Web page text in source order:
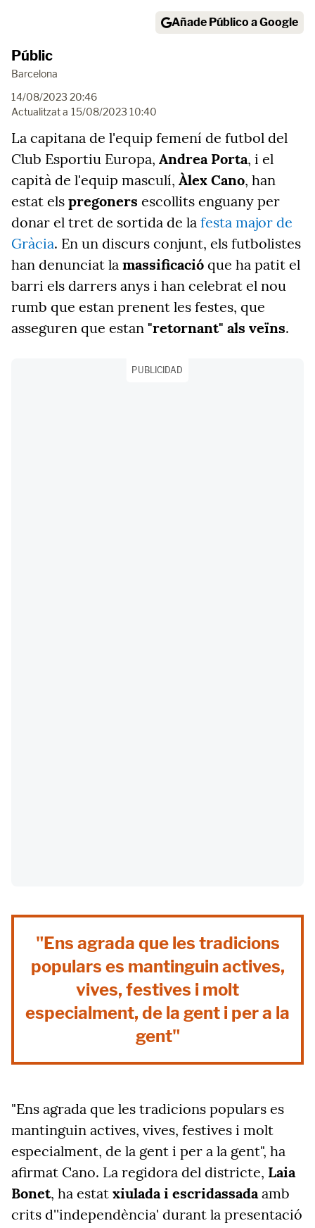
Añade Público a Google
Públic
Barcelona
14/08/2023 20:46
Actualitzat a 15/08/2023 10:40
La capitana de l'equip femení de futbol del
Club Esportiu Europa, Andrea Porta, i el
capità de l'equip masculí, Àlex Cano, han
estat els pregoners escollits enguany per
donar el tret de sortida de la festa major de
Gràcia. En un discurs conjunt, els futbolistes
han denunciat la massificació que ha patit el
barri els darrers anys i han celebrat el nou
rumb que estan prenent les festes, que
asseguren que estan "retornant" als veïns.
PUBLICIDAD
"Ens agrada que les tradicions
populars es mantinguin actives,
vives, festives i molt
especialment, de la gent i per a la
gent"
"Ens agrada que les tradicions populars es
mantinguin actives, vives, festives i molt
especialment, de la gent i per a la gent", ha
afirmat Cano. La regidora del districte, Laia
Bonet, ha estat xiulada i escridassadaamb
crits d''independència' durant la presentació